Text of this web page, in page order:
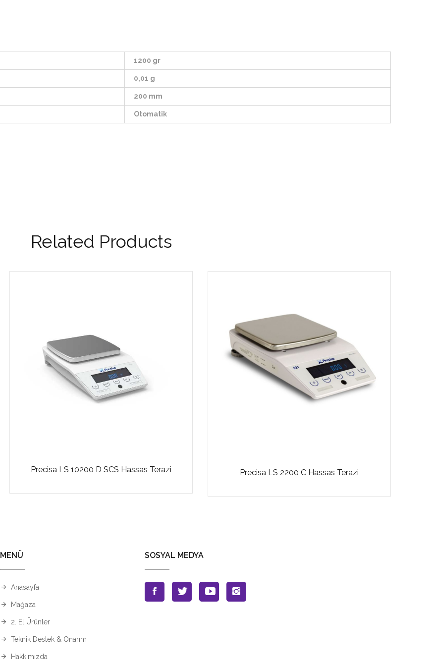
1200 gr
0,01 g
200 mm
Otomatik
Related Products
Precisa LS 10200 D SCS Hassas Terazi
Precisa LS 2200 C Hassas Terazi
MENÜ
Anasayfa
Mağaza
2. El Ürünler
Teknik Destek & Onarım
Hakkımızda
SOSYAL MEDYA